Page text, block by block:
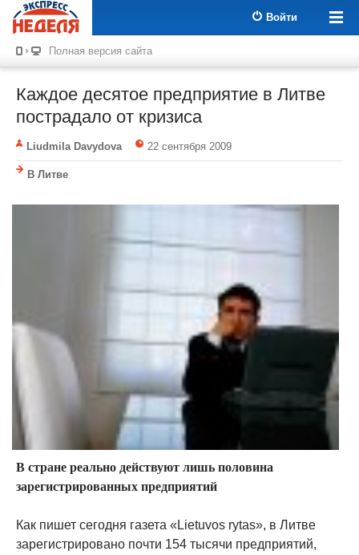
Войти
Полная версия сайта
Каждое десятое предприятие в Литве
пострадало от кризиса
Liudmila Davydova 22 сентября 2009
В Литве
В стране реально действуют лишь половина
зарегистрированных предприятий
Как пишет сегодня газета «Lietuvos rytas», в Литве
зарегистрировано почти 154 тысячи предприятий,